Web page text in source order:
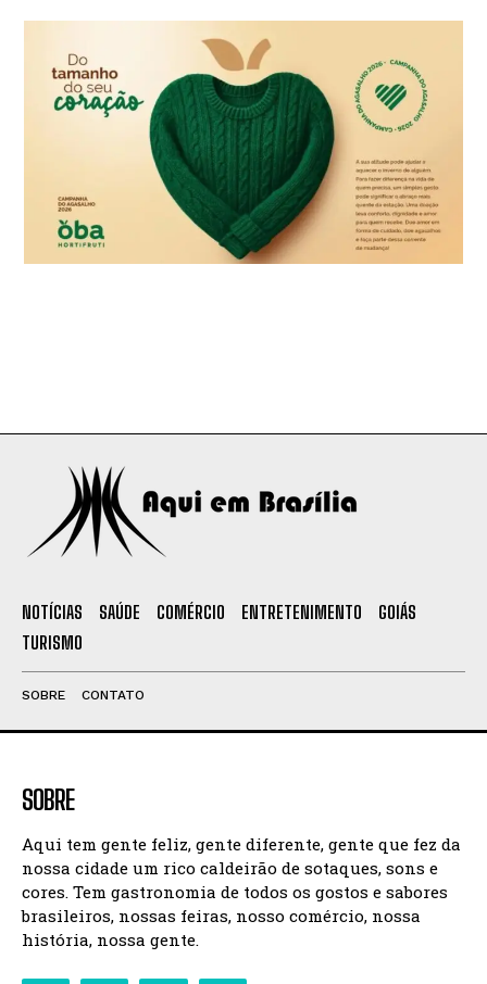
NOTÍCIAS SAÚDE COMÉRCIO ENTRETENIMENTO
GOIÁS
TURISMO
SOBRE CONTATO
SOBRE
Aqui tem gente feliz, gente diferente, gente que fez da
nossa cidade um rico caldeirão de sotaques, sons e
cores. Tem gastronomia de todos os gostos e sabores
brasileiros, nossas feiras, nosso comércio, nossa
história, nossa gente.